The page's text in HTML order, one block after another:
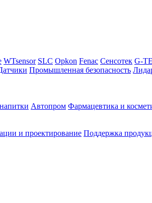
WTsensor SLC Opkon Fenac Сенсотек G-
Промышленная безопасность
Автопром Фармацевтика и
и проектирование Поддержка